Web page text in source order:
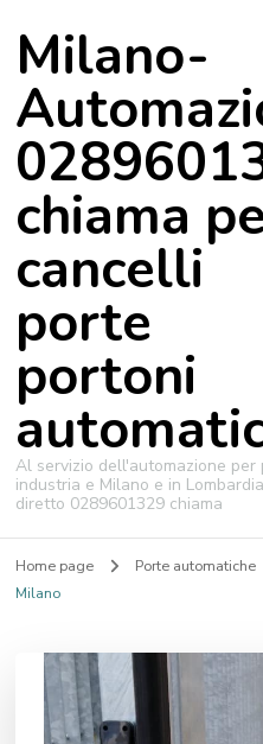
Milano-
chiama
cancelli
porte
portoni
Al servizio dell'automazione per
industria e Milano e in
diretto 0289601329 chiama
Home page Porte automatiche
Milano